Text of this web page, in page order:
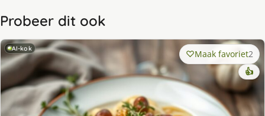
Probeer dit ook
AI-kok Maak favoriet2
👍